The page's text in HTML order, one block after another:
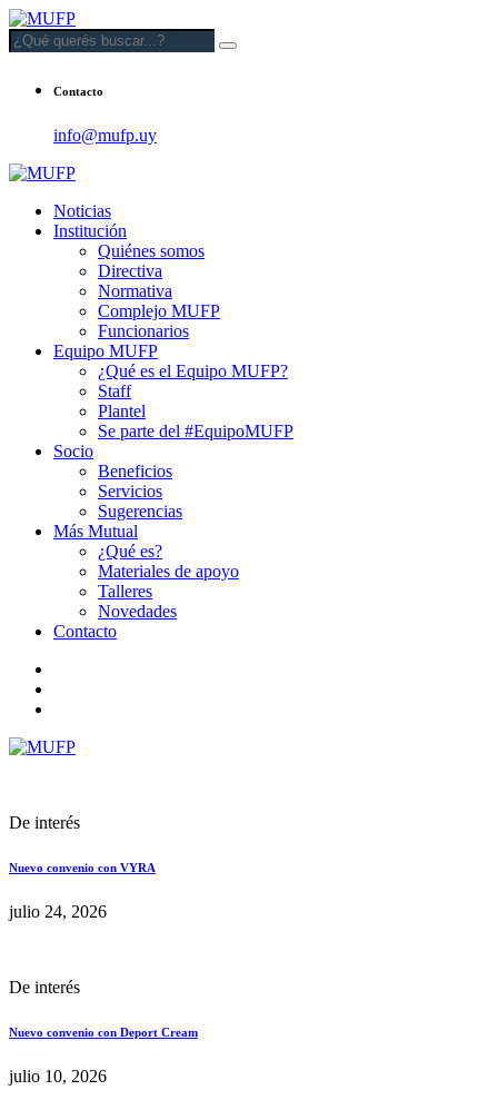
Contacto
info@mufp.uy
Noticias
Institución
Quiénes somos
Directiva
Normativa
Complejo MUFP
Funcionarios
Equipo MUFP
¿Qué es el Equipo MUFP?
Staff
Plantel
Se parte del #EquipoMUFP
Socio
Beneficios
Servicios
Sugerencias
Más Mutual
¿Qué es?
Materiales de apoyo
Talleres
Novedades
Contacto
De interés
Nuevo convenio con VYRA
julio 24, 2026
De interés
Nuevo convenio con Deport Cream
julio 10, 2026